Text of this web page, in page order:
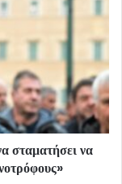
σταματήσει να